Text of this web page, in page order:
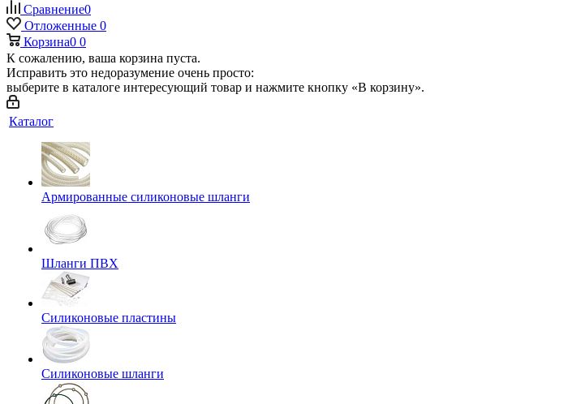
Сравнение0
Отложенные 0
Корзина0 0
К сожалению, ваша корзина пуста.
Исправить это недоразумение очень просто:
выберите в каталоге интересующий товар и нажмите кнопку «В корзину».
Каталог
Армированные силиконовые шланги
Шланги ПВХ
Силиконовые пластины
Силиконовые шланги